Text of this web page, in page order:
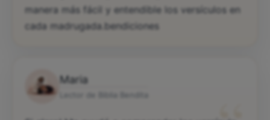
manera más fácil y entendible los versículos en
cada madrugada.bendiciones
Maria